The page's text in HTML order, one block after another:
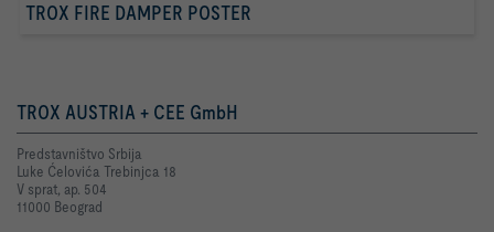
TROX FIRE DAMPER POSTER
TROX AUSTRIA + CEE GmbH
Predstavništvo Srbija
Luke Ćelovića Trebinjca 18
V sprat, ap. 504
11000 Beograd